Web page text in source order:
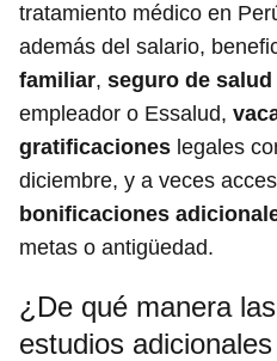
tratamiento médico en
además del salario,
familiar, seguro de salud
empleador o Essalud,
gratificaciones legales
diciembre, y a veces
bonificaciones
metas o antigüedad.
¿De qué manera
estudios